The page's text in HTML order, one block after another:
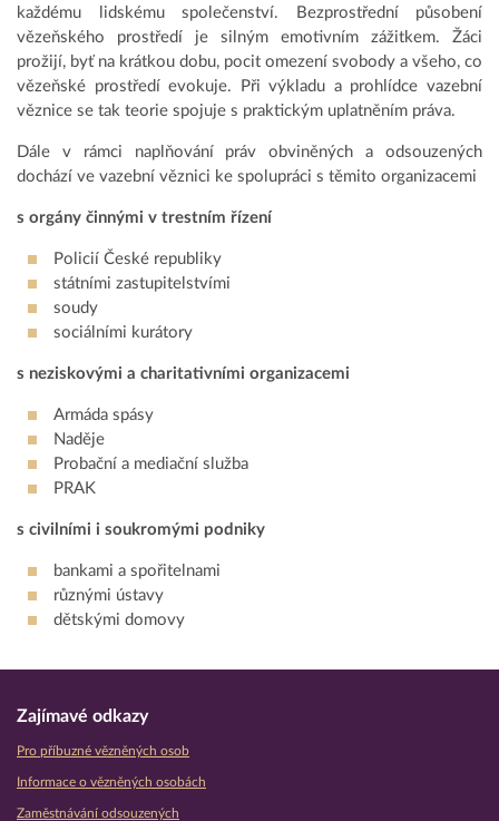
každému lidskému společenství. Bezprostřední působení
vězeňského prostředí je silným emotivním zážitkem. Žáci
prožijí, byť na krátkou dobu, pocit omezení svobody a všeho, co
vězeňské prostředí evokuje. Při výkladu a prohlídce vazební
věznice se tak teorie spojuje s praktickým uplatněním práva.
Dále v rámci naplňování práv obviněných a odsouzených
dochází ve vazební věznici ke spolupráci s těmito organizacemi
s orgány činnými v trestním řízení
Policií České republiky
státními zastupitelstvími
soudy
sociálními kurátory
s neziskovými a charitativními organizacemi
Armáda spásy
Naděje
Probační a mediační služba
PRAK
s civilními i soukromými podniky
bankami a spořitelnami
různými ústavy
dětskými domovy
Zajímavé odkazy
Pro příbuzné vězněných osob
Informace o vězněných osobách
Zaměstnávání odsouzených